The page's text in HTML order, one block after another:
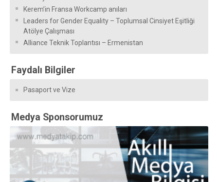
Kerem’in Fransa Workcamp anıları
Leaders for Gender Equality – Toplumsal Cinsiyet Eşitliği
Atölye Çalışması
Alliance Teknik Toplantısı – Ermenistan
Faydalı Bilgiler
Pasaport ve Vize
Medya Sponsorumuz